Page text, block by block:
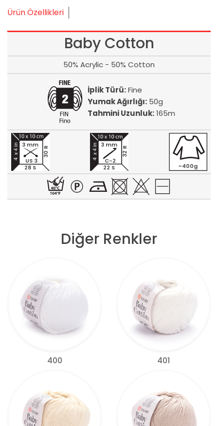
Ürün Özellikleri
Baby Cotton
50% Acrylic - 50% Cotton
İplik Türü:Fine
Yumak Ağırlığı: 50g
Tahmini Uzunluk:165m
28 S
30 R
3 mm
US 3
22 S
32 R
3 mm
C-2
~400g
Diğer Renkler
400 401